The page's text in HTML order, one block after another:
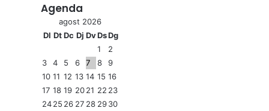
Agenda
agost 2026
Dl Dt Dc Dj DvDsDg
1
2
3
4 5 6 7 8
9
10 11 12 13 14 15 16
17 18 19 2021 22 23
2425 26 27 28 2930